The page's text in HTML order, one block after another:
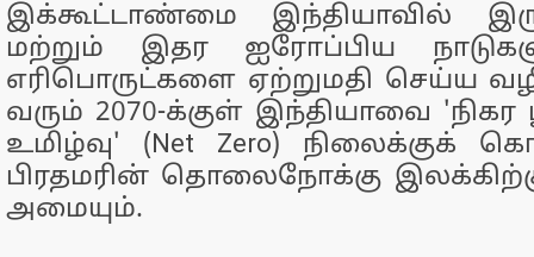
இக்கூட்டாண்மை இந்தியாவில்
மற்றும் இதர ஐரோப்பிய
எரிபொருட்களை ஏற்றுமதி செய்ய
வரும் 2070-க்குள் இந்தியாவை 'நிகர
உமிழ்வு' (Net Zero) நிலைக்குக்
பிரதமரின் தொலைநோக்கு
அமையும்.